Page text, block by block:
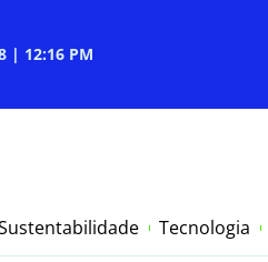
| 12:16 PM
Tecnologia